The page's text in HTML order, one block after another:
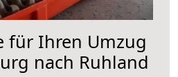
für Ihren Umzug
nach Ruhland